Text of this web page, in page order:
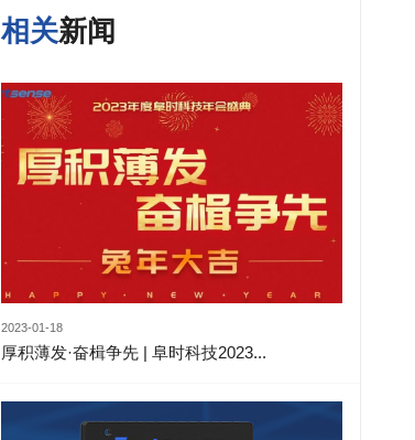
相关新闻
2023-01-18
厚积薄发·奋楫争先 | 阜时科技2023...